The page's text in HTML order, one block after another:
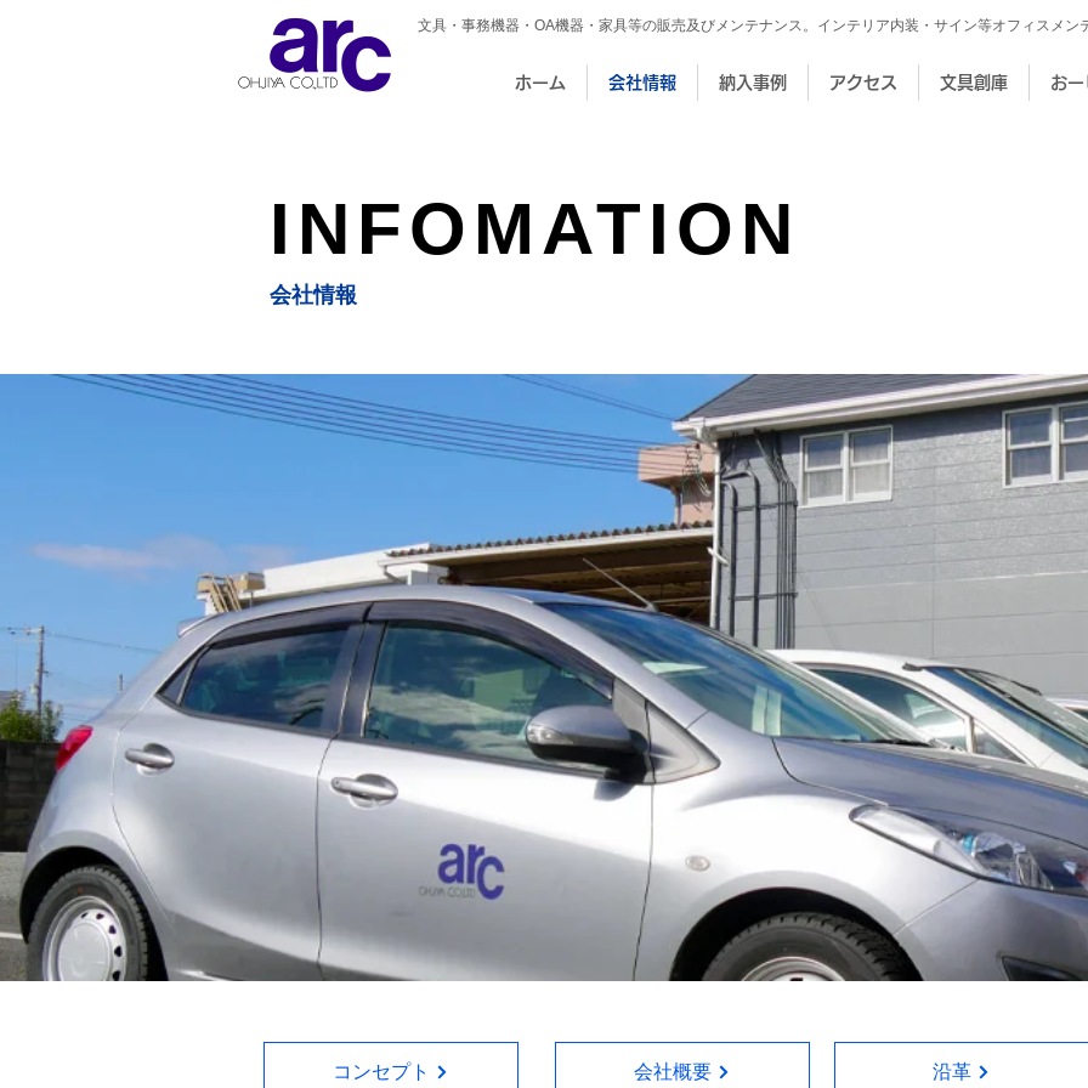
文具・事務機器・OA機器・家具等の販売及びメンテナンス。インテリア内装・サイン等オフィスメン
ホーム 会社情報 納入事例 アクセス 文具創庫 お
INFOMATION
​会社情報
コンセプト 会社概要 沿革